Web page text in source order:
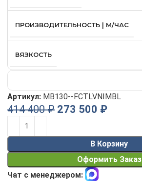
ПРОИЗВОДИТЕЛЬНОСТЬ | М/ЧАС
ВЯЗКОСТЬ
Артикул: MB130--FCTLVNIMBL
414 400₽ 273 500 ₽
В Корзину
Оформить Заказ
Alternative:
Чат с менеджером: